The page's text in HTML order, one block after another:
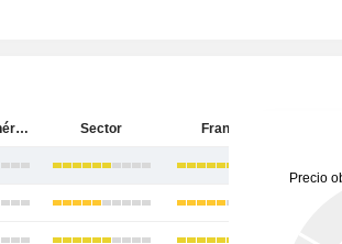
Société Générale Sector Francia